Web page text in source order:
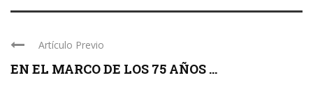
Artículo Previo
EN EL MARCO DE LOS 75 AÑOS ...